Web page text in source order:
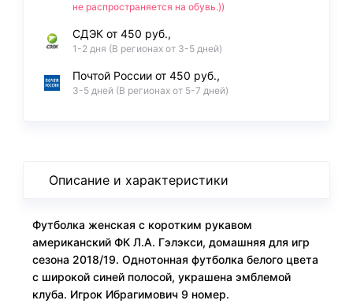
не распространяется на обувь.))
СДЭК от 450 руб.,
1-2 дня (В регионах от 3-5 дней)
Почтой России от 450 руб.,
3-5 дней (В регионах от 5-7 дней)
Описание и характеристики
Футболка женская с коротким рукавом
американский ФК Л.А. Гэлэкси, домашняя для игр
сезона 2018/19. Однотонная футболка белого цвета
с широкой синей полосой, украшена эмблемой
клуба. Игрок Ибрагимович 9 номер.